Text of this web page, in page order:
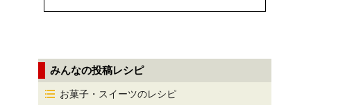
みんなの投稿レシピ
お菓子・スイーツのレシピ